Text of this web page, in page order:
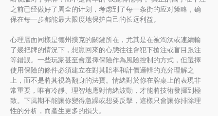
之前已经做好了周全的计划，考虑到了每一条街的应对策略，确
保在每一步都能最大限度地保护自己的长远利益。
心理層面同樣是德州撲克的關鍵所在，尤其是在被淘汰或連續輸
了幾把牌的情況下，想贏回來的心態往往會犯下搶注或盲目跟注
等錯誤。一些玩家甚至會選擇保險作為風險控制的方式，但選擇
使用保險的條件必須建立在對其賠率和計價邏輯的充分理解之
上，而不是將其視為翻身的法寶。情緒對於你在牌桌上的表現非
常重要，唯有冷靜、理智地應對情緒波動，才能將技術發揮到極
致。下風期不能讓你變得急躁或想要反擊，這樣只會讓你排除理
性的分析，而產生更多的損失。